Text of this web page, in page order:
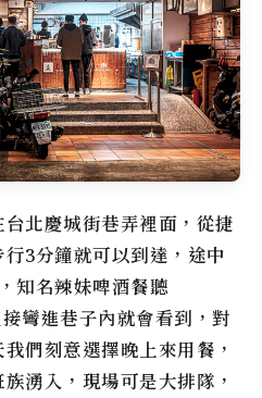
台北慶城街巷弄裡面，從捷
3分鐘就可以到達，途中
知名辣妹啤酒餐聽
彎進巷子內就會看到，對
們刻意選擇晚上來用餐，
湧入，現場可是大排隊，